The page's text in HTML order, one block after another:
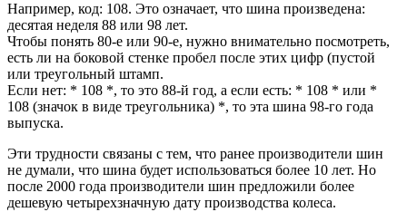
Например, код: 108. Это означает, что шина произведена:
десятая неделя 88 или 98 лет.
Чтобы понять 80-е или 90-е, нужно внимательно посмотреть,
есть ли на боковой стенке пробел после этих цифр (пустой
или треугольный штамп.
Если нет: * 108 *, то это 88-й год, а если есть: * 108 * или *
108 (значок в виде треугольника) *, то эта шина 98-го года
выпуска.
Эти трудности связаны с тем, что ранее производители шин
не думали, что шина будет использоваться более 10 лет. Но
после 2000 года производители шин предложили более
дешевую четырехзначную дату производства колеса.